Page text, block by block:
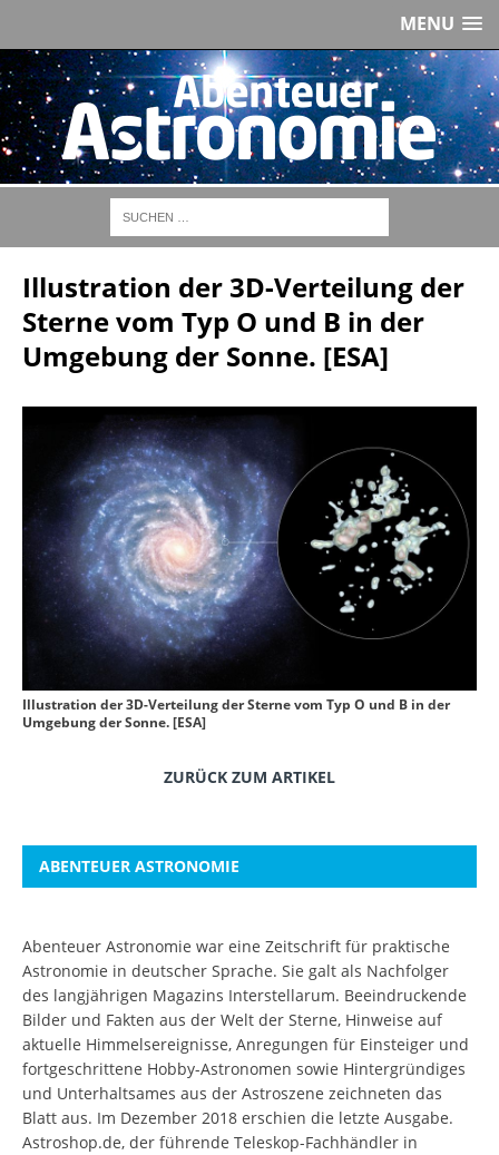
MENU
Illustration der 3D-Verteilung der
Sterne vom Typ O und B in der
Umgebung der Sonne. [ESA]
Illustration der 3D-Verteilung der Sterne vom Typ O und B in der
Umgebung der Sonne. [ESA]
ZURÜCK ZUM ARTIKEL
ABENTEUER ASTRONOMIE
Abenteuer Astronomie war eine Zeitschrift für praktische
Astronomie in deutscher Sprache. Sie galt als Nachfolger
des langjährigen Magazins Interstellarum. Beeindruckende
Bilder und Fakten aus der Welt der Sterne, Hinweise auf
aktuelle Himmelsereignisse, Anregungen für Einsteiger und
fortgeschrittene Hobby-Astronomen sowie Hintergründiges
und Unterhaltsames aus der Astroszene zeichneten das
Blatt aus. Im Dezember 2018 erschien die letzte Ausgabe.
Astroshop.de, der führende Teleskop-Fachhändler in